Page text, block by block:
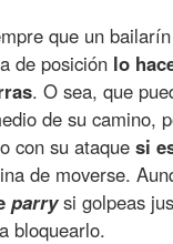
que un
de posición lo
. O sea, que
de su camino,
con su ataquesi
de moverse.
parrysi golpeas
bloquearlo.